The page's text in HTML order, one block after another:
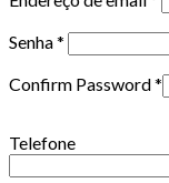
Senha*
Confirm Password*
Telefone